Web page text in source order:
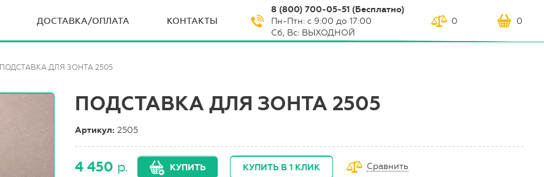
ДОСТАВКА/ОПЛАТА КОНТАКТЫ
8 (800) 700-05-51 (Бесплатно)
Пн-Птн: с 9:00 до 17:00
Сб, Вс: ВЫХОДНОЙ
0 0
ПОДСТАВКА ДЛЯ ЗОНТА 2505
ПОДСТАВКА ДЛЯ ЗОНТА 2505
Артикул:2505
4 450 р. КУПИТЬ КУПИТЬ В 1 КЛИК Сравнить